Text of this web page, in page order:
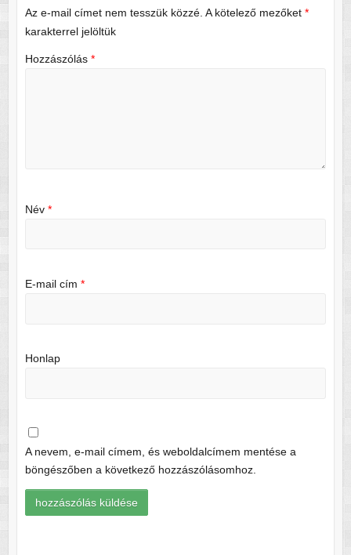
Az e-mail címet nem tesszük közzé. A kötelező mezőket *
karakterrel jelöltük
Hozzászólás *
Név *
E-mail cím *
Honlap
A nevem, e-mail címem, és weboldalcímem mentése a
böngészőben a következő hozzászólásomhoz.